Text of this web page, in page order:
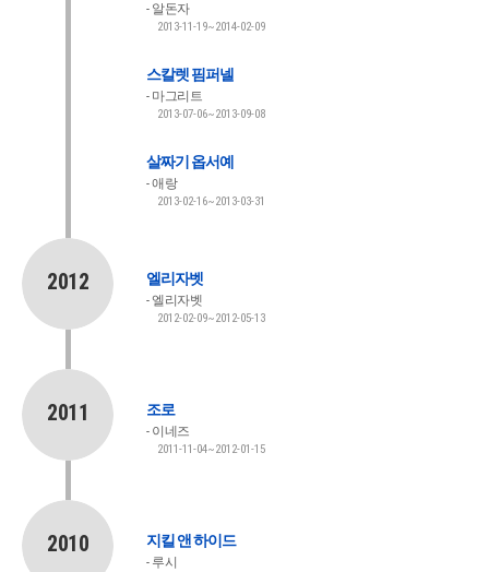
알돈자
2013-11-19~2014-02-09
스칼렛 핌퍼넬
마그리트
2013-07-06~2013-09-08
살짜기 옵서예
애랑
2013-02-16~2013-03-31
2012 엘리자벳
엘리자벳
2012-02-09~2012-05-13
2011 조로
이네즈
2011-11-04~2012-01-15
2010 지킬 앤 하이드
루시